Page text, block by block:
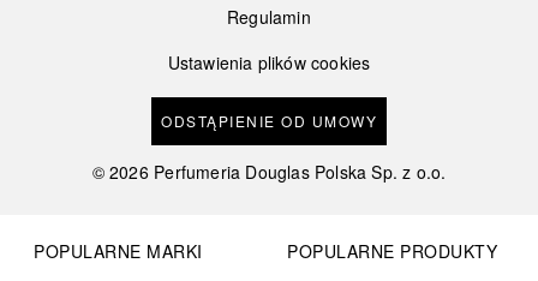
Regulamin
Ustawienia plików cookies
ODSTĄPIENIE OD UMOWY
©2026 Perfumeria Douglas Polska Sp. z o.o.
POPULARNE MARKI
POPULARNE PRODUKTY